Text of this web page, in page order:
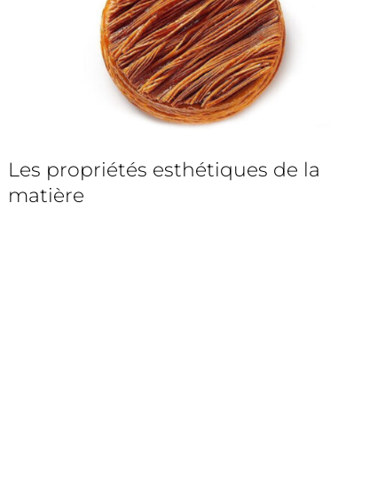
Les propriétés esthétiques de la
matière